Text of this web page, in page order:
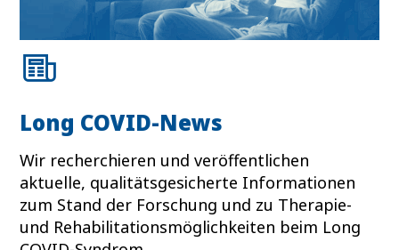
Long COVID-News
Wir recherchieren und veröffentlichen
aktuelle, qualitätsgesicherte Informationen
zum Stand der Forschung und zu Therapie-
und Rehabilitationsmöglichkeiten beim Long